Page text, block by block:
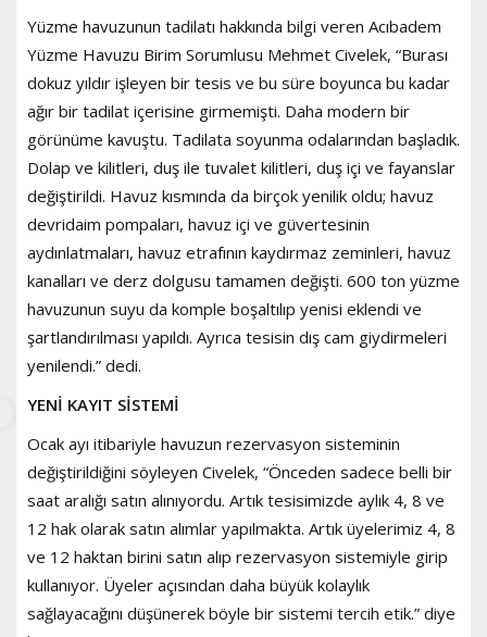
Yüzme havuzunun tadilatı hakkında bilgi veren Acıbadem
Yüzme Havuzu Birim Sorumlusu Mehmet Civelek, “Burası
dokuz yıldır işleyen bir tesis ve bu süre boyunca bu kadar
ağır bir tadilat içerisine girmemişti. Daha modern bir
görünüme kavuştu. Tadilata soyunma odalarından başladık.
Dolap ve kilitleri, duş ile tuvalet kilitleri, duş içi ve fayanslar
değiştirildi. Havuz kısmında da birçok yenilik oldu; havuz
devridaim pompaları, havuz içi ve güvertesinin
aydınlatmaları, havuz etrafının kaydırmaz zeminleri, havuz
kanalları ve derz dolgusu tamamen değişti. 600 ton yüzme
havuzunun suyu da komple boşaltılıp yenisi eklendi ve
şartlandırılması yapıldı. Ayrıca tesisin dış cam giydirmeleri
yenilendi.” dedi.
YENİ KAYIT SİSTEMİ
Ocak ayı itibariyle havuzun rezervasyon sisteminin
değiştirildiğini söyleyen Civelek, “Önceden sadece belli bir
saat aralığı satın alınıyordu. Artık tesisimizde aylık 4, 8 ve
12 hak olarak satın alımlar yapılmakta. Artık üyelerimiz 4, 8
ve 12 haktan birini satın alıp rezervasyon sistemiyle girip
kullanıyor. Üyeler açısından daha büyük kolaylık
sağlayacağını düşünerek böyle bir sistemi tercih etik.” diye